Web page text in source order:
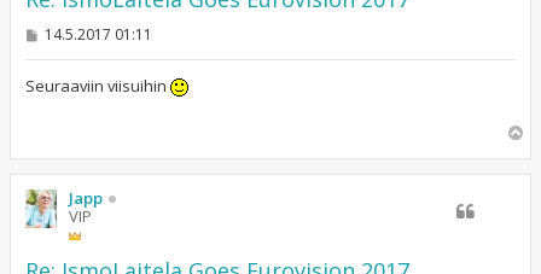
V
e
s
14.5.2017 01:11
Seuraaviin viisuihin
ö
Japp
VIP